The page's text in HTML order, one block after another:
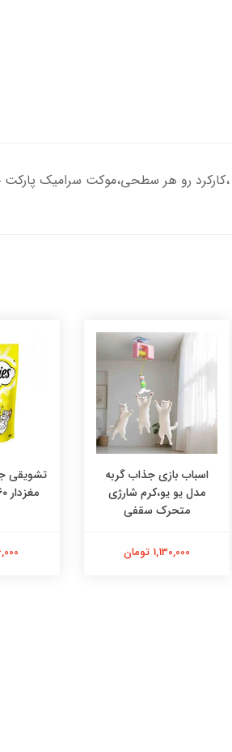
،کارکرد رو هر سطحی،موکت سرامیک
اسباب بازی جذاب گربه
مدل یو یو،کرم شارژی
متحرک سقفی
1,130,000 تومان
تشویقی